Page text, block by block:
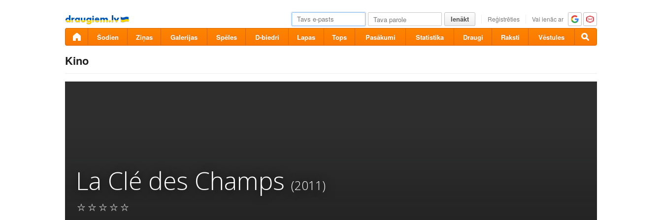
Pāriet
uz
saturu
Ienākt Reģistrēties Vai ienāc ar
Šodien Ziņas Galerijas Spēles D-biedri Lapas Tops Pasākumi Statistika Draugi Raksti Vēstules
Kino
La Clé des Champs (2011)